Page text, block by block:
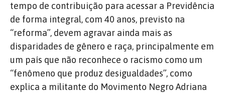
tempo de contribuição para acessar a Previdência
de forma integral, com 40 anos, previsto na
“reforma”, devem agravar ainda mais as
disparidades de gênero e raça, principalmente em
um país que não reconhece o racismo como um
“fenômeno que produz desigualdades”, como
explica a militante do Movimento Negro Adriana